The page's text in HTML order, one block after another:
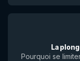
La
Pourquoi se